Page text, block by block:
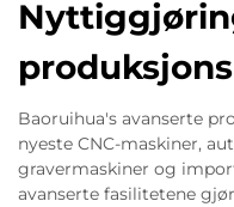
Baoruihua's avanserte
nyeste CNC-maskiner,
gravermaskiner og
avanserte fasilitetene